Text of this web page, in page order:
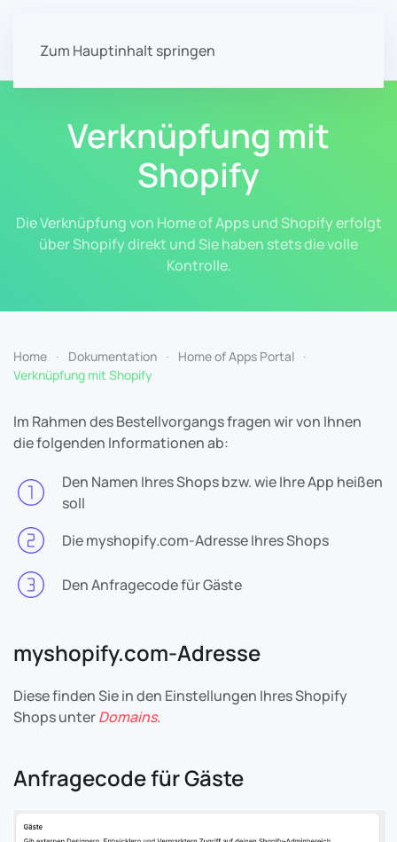
Zum Hauptinhalt springen
Verknüpfung mit
Shopify
Die Verknüpfung von Home of Apps und Shopify erfolgt
über Shopify direkt und Sie haben stets die volle
Kontrolle.
Home Dokumentation
Home of Apps Portal
Verknüpfung mit Shopify
Im Rahmen des Bestellvorgangs fragen wir von Ihnen
die folgenden Informationen ab:
Den Namen Ihres Shops bzw. wie Ihre App heißen
soll
Die myshopify.com-Adresse Ihres Shops
Den Anfragecode für Gäste
myshopify.com-Adresse
Diese finden Sie in den Einstellungen Ihres Shopify
Shops unterDomains.
Anfragecode für Gäste